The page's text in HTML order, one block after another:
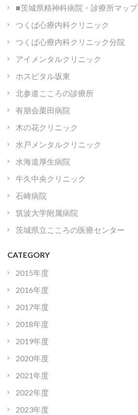
■茨城県精神科病院・診療所マップ
つくば心療内科クリニック
つくば心療内科クリニック分院
アイメンタルクリニック
ホスピタル坂東
北参道こころの診療所
有朋会栗田病院
木の花クリニック
水戸メンタルクリニック
水海道厚生病院
牛久中央クリニック
石崎病院
筑波大学附属病院
茨城県立こころの医療センター
CATEGORY
2015年度
2016年度
2017年度
2018年度
2019年度
2020年度
2021年度
2022年度
2023年度